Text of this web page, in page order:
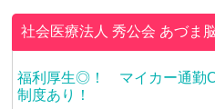
社会医療法人 秀公会 あづま
福利厚生◎！ マイカー通勤
制度あり！